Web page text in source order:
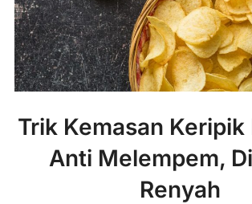
Trik Kemasan Keripik
Anti Melempem,
Renyah